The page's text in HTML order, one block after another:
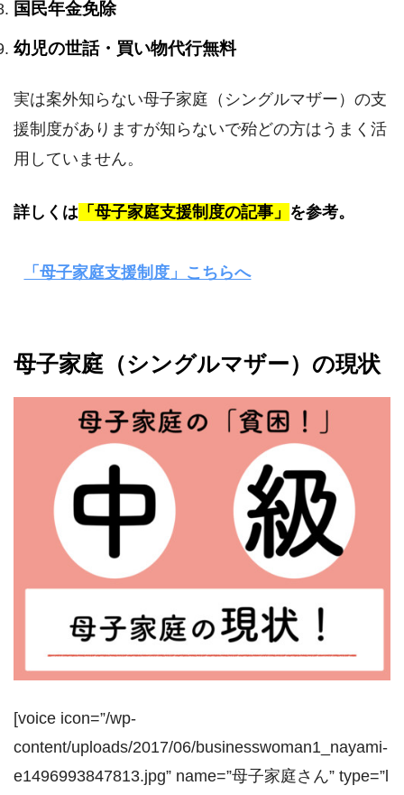
国民年金免除
幼児の世話・買い物代行無料
実は案外知らない母子家庭（シングルマザー）の支
援制度がありますが知らないで殆どの方はうまく活
用していません。
詳しくは 「母子家庭支援制度の記事」 を参考。
「母子家庭支援制度」こちらへ
母子家庭（シングルマザー）の現状
[voice icon=”/wp-
content/uploads/2017/06/businesswoman1_nayami-
e1496993847813.jpg” name=”母子家庭さん” type=”l